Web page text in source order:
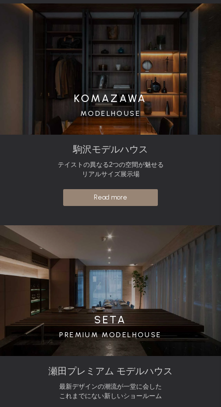
KOMAZAWA
MODELHOUSE
駒沢モデルハウス
テイストの異なる2つの空間が魅せる
リアルサイズ展示場
Read more
SETA
PREMIUM MODELHOUSE
瀬田プレミアム モデルハウス
最新デザインの潮流が一堂に会した
これまでにない新しいショールーム